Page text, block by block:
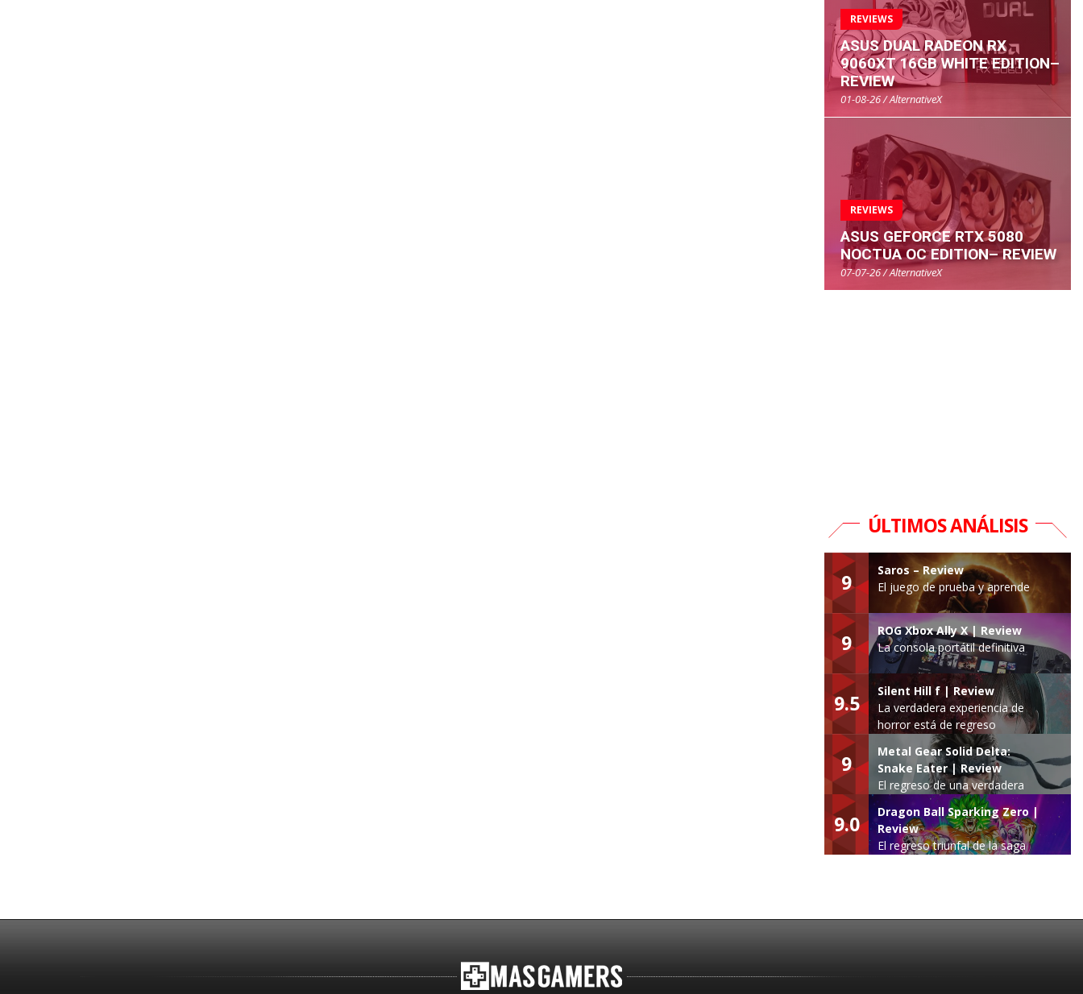
REVIEWS
ASUS DUAL RADEON RX
9060XT 16GB WHITE EDITION–
REVIEW
01-08-26 / AlternativeX
REVIEWS
ASUS GEFORCE RTX 5080
NOCTUA OC EDITION– REVIEW
07-07-26 / AlternativeX
ÚLTIMOS ANÁLISIS
9
Saros – Review
El juego de prueba y aprende
9
ROG Xbox Ally X | Review
La consola portátil definitiva
9.5
Silent Hill f | Review
La verdadera experiencia de
horror está de regreso
9
Metal Gear Solid Delta:
Snake Eater | Review
El regreso de una verdadera
leyenda
9.0
Dragon Ball Sparking Zero |
Review
El regreso triunfal de la saga